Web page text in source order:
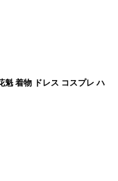
魁 着物 ドレス コスプレ ハ